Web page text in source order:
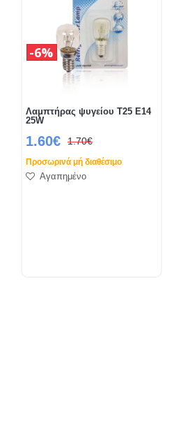
Λαμπτήρας ψυγείου T25 E14
25W
1.60€ 1.70€
6%
Προσωρινά μή διαθέσιμο
Αγαπημένο